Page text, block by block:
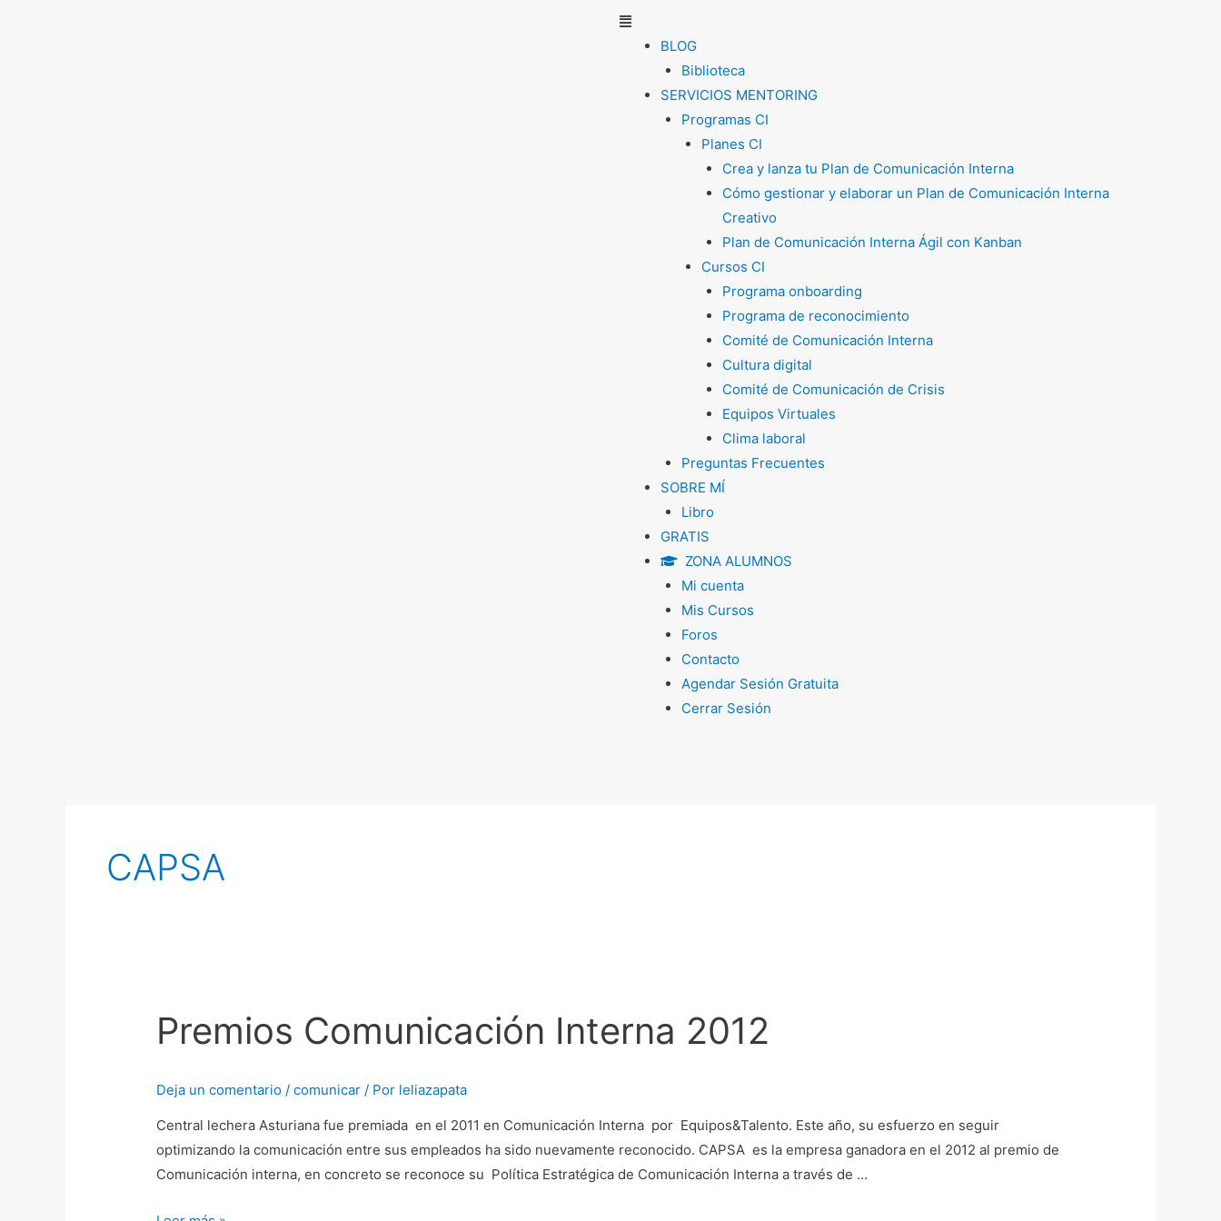
Menú
BLOG
Biblioteca
SERVICIOS MENTORING
Programas CI
Planes CI
Crea y lanza tu Plan de Comunicación Interna
Cómo gestionar y elaborar un Plan de Comunicación Interna
Creativo
Plan de Comunicación Interna Ágil con Kanban
Cursos CI
Programa onboarding
Programa de reconocimiento
Comité de Comunicación Interna
Cultura digital
Comité de Comunicación de Crisis
Equipos Virtuales
Clima laboral
Preguntas Frecuentes
SOBRE MÍ
Libro
GRATIS
ZONA ALUMNOS
Mi cuenta
Mis Cursos
Foros
Contacto
Agendar Sesión Gratuita
Cerrar Sesión
CAPSA
Premios Comunicación Interna 2012
Deja un comentario /comunicar / Por leliazapata
Central lechera Asturiana fue premiada en el 2011 en Comunicación Interna por Equipos&Talento. Este año, su esfuerzo en seguir
optimizando la comunicación entre sus empleados ha sido nuevamente reconocido. CAPSA es la empresa ganadora en el 2012 al premio de
Comunicación interna, en concreto se reconoce su Política Estratégica de Comunicación Interna a través de …
Premios
Comunicación
2012